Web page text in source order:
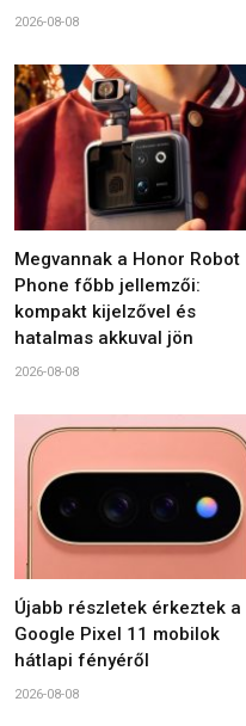
2026-08-08
Megvannak a Honor Robot
Phone főbb jellemzői:
kompakt kijelzővel és
hatalmas akkuval jön
2026-08-08
Újabb részletek érkeztek a
Google Pixel 11 mobilok
hátlapi fényéről
2026-08-08